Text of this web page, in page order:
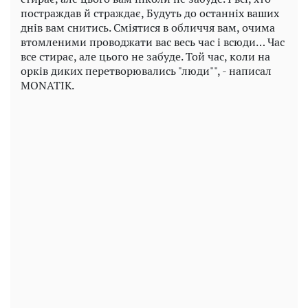
постраждав й страждає, Будуть до останніх ваших
днів вам снитись. Сміятися в обличчя вам, очима
втомленими проводжати вас весь час і всюди… Час
все стирає, але цього не забуде. Той час, коли на
орків диких перетворювались "люди"", - написал
MONATIK.